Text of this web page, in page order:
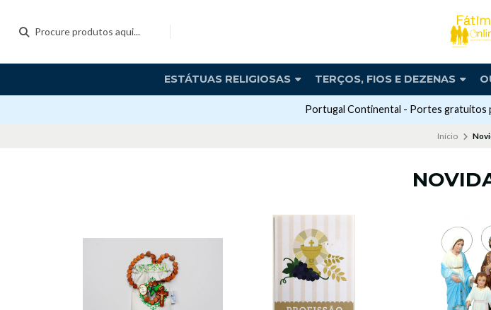
ESTÁTUAS RELIGIOSAS TERÇOS, FIOS E DEZENAS
Portugal Continental - Portes gratuitos
Início